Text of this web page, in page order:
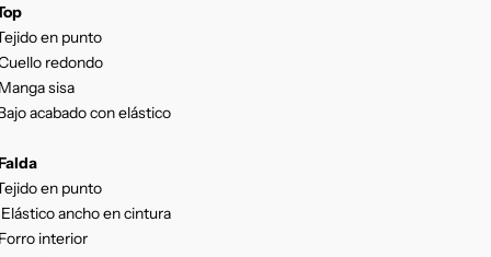
en punto
redondo
sisa
acabado con elástico
en punto
ancho en cintura
interior